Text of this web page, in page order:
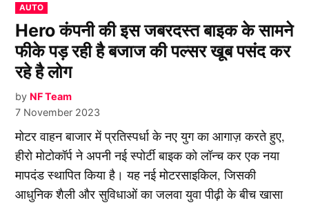
POSTED
IN
AUTO
Hero कंपनी की इस जबरदस्त बाइक के सामने
फीके पड़ रही है बजाज की पल्सर खूब पसंद कर
रहे है लोग
by NF Team
7 November 2023
मोटर वाहन बाजार में प्रतिस्पर्धा के नए युग का आगाज़ करते हुए,
हीरो मोटोकॉर्प ने अपनी नई स्पोर्टी बाइक को लॉन्च कर एक नया
मापदंड स्थापित किया है। यह नई मोटरसाइकिल, जिसकी
आधुनिक शैली और सुविधाओं का जलवा युवा पीढ़ी के बीच खासा